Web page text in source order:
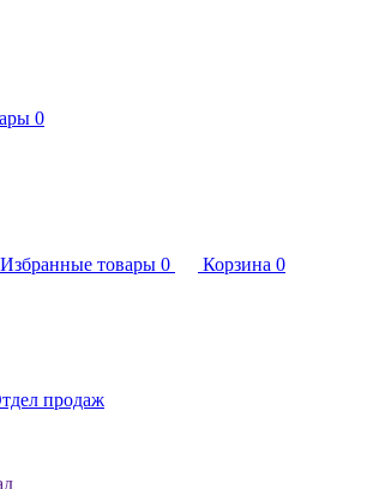
0
Избранные товары 0 Корзина 0
продаж